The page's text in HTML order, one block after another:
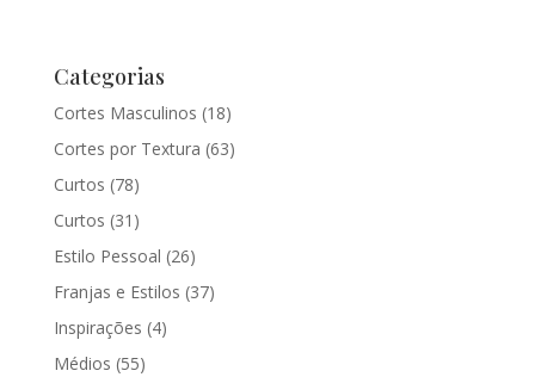
Categorias
Cortes Masculinos (18)
Cortes por Textura (63)
Curtos (78)
Curtos (31)
Estilo Pessoal (26)
Franjas e Estilos (37)
Inspirações (4)
Médios (55)